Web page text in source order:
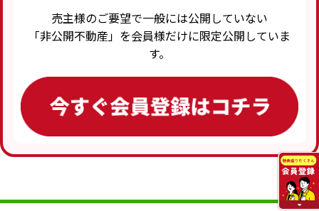
売主様のご要望で一般には公開していない
「非公開不動産」を会員様だけに限定公開していま
す。